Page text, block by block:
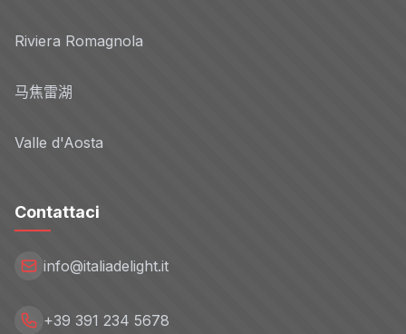
Riviera Romagnola
马焦雷湖
Valle d'Aosta
Contattaci
info@italiadelight.it
+39 391 234 5678